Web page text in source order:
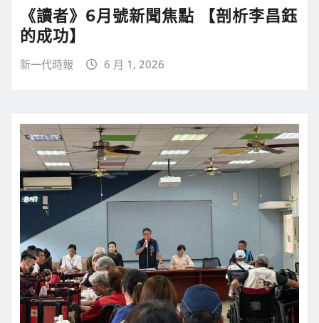
《讀者》6月號新聞焦點 【剖析李昌鈺
的成功】
新一代時報 6 月 1, 2026